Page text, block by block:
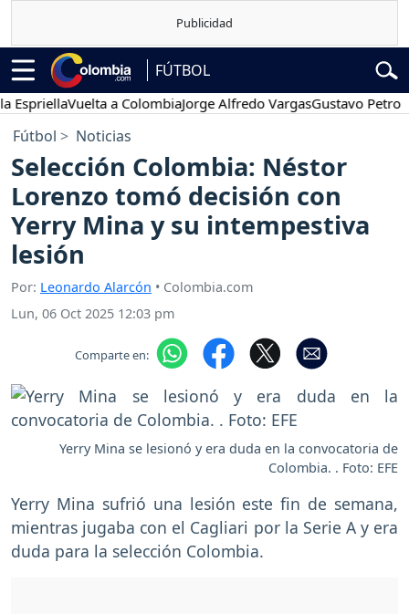
FÚTBOL
Vuelta a ColombiaJorge Alfredo VargasGustavo Petro
Fútbol Noticias
Selección Colombia: Néstor
Lorenzo tomó decisión con
Yerry Mina y su intempestiva
lesión
Por: Leonardo Alarcón • Colombia.com
Lun, 06 Oct 2025 12:03 pm
Comparte en:
Yerry Mina se lesionó y era duda en la convocatoria de
Colombia. . Foto: EFE
Yerry Mina sufrió una lesión este fin de semana,
mientras jugaba con el Cagliari por la Serie A y era
duda para la selección Colombia.